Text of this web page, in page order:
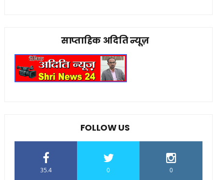
साप्ताहिक अदिति न्यूज़
FOLLOW US
35.4 0 0